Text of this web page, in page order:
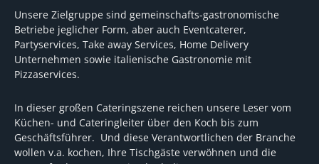
Unsere Zielgruppe sind gemeinschafts-gastronomische
Betriebe jeglicher Form, aber auch Eventcaterer,
Partyservices, Take away Services, Home Delivery
Unternehmen sowie italienische Gastronomie mit
Pizzaservices.
In dieser großen Cateringszene reichen unsere Leser vom
Küchen- und Cateringleiter über den Koch bis zum
Geschäftsführer. Und diese Verantwortlichen der Branche
wollen v.a. kochen, Ihre Tischgäste verwöhnen und die